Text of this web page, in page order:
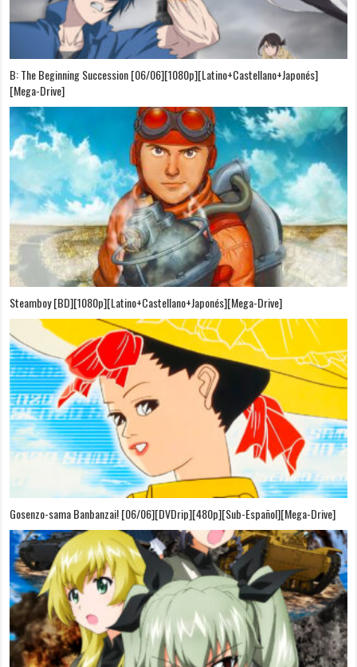
B: The Beginning Succession [06/06][1080p][Latino+Castellano+Japonés]
[Mega-Drive]
Steamboy [BD][1080p][Latino+Castellano+Japonés][Mega-Drive]
Gosenzo-sama Banbanzai! [06/06][DVDrip][480p][Sub-Español][Mega-Drive]